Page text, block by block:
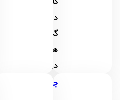
در
گذشته
های
دور
جزوه